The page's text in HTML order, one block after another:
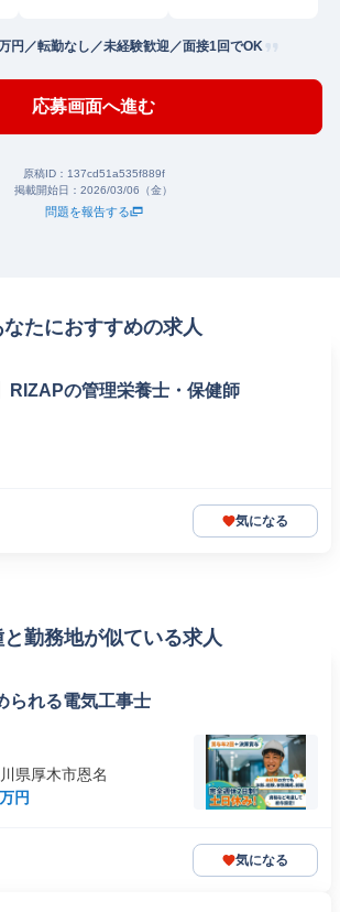
円／転勤なし／未経験歓迎／面接1回でOK
応募画面へ進む
原稿ID： 137cd51a535f889f
掲載開始日： 2026/03/06（金）
問題を報告する
なたにおすすめの求人
RIZAPの管理栄養士・保健師
気になる
勤務地が似ている求人
られる電気工事士
県厚木市恩名
円
気になる